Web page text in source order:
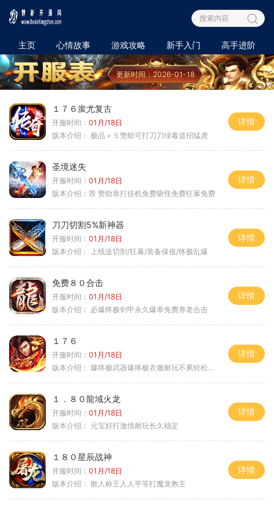
主页 心情故事 游戏攻略 新手入门 高手进阶
更新时间：2026-01-18
１７６蚩尤复古
开服时间： 01月/18日
版本介绍： 极品＋５赞助可打刀刀绿毒道招猛虎
详情
圣境迷失
开服时间： 01月/18日
版本介绍： 荐 赞助靠打挂机免费吸怪免费狂暴免费
详情
刀刀切割5%新神器
开服时间： 01月/18日
版本介绍：
上线送切割/狂暴/装备保值/终极乱爆
详情
免费８０合击
开服时间： 01月/18日
版本介绍： 必爆终极剑甲永久爆率免费养老合击
详情
１７６
开服时间： 01月/18日
版本介绍： 爆终极武器爆终极衣服耐玩不累轻松满级
详情
１．８０龍域火龙
开服时间： 01月/18日
版本介绍： 元宝好打激情耐玩长久稳定
详情
１８０星辰战神
开服时间： 01月/18日
版本介绍： 散人称王人人平等打魔龙教主
详情